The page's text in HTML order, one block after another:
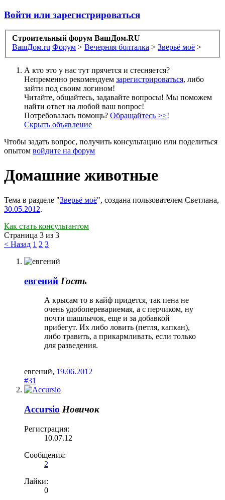
Войти или зарегистрироваться
Строительный форум ВашДом.RU
ВашДом.ru Форум > Вечерняя болталка > Зверьё моё >
А кто это у нас тут прячется и стесняется?
Непременно рекомендуем зарегистрироваться, либо
зайти под своим логином!
Читайте, общайтесь, задавайте вопросы! Мы поможем
найти ответ на любой ваш вопрос!
Потребовалась помощь? Обращайтесь >>!
Скрыть объявление
Чтобы задать вопрос, получить консультацию или поделиться
опытом войдите на форум
Домашние животные
Тема в разделе "Зверьё моё", создана пользователем Cветлана,
30.05.2012.
Как стать консультантом
Страница 3 из 3
< Назад 1 2 3
евгений Гость
А крысам то в кайф придется, так пена не
очень удобоперевариемая, а с перчиком, ну
почти шашлычок, еще и за добавкой
прибегут. Их либо ловить (петля, капкан),
либо травить, а прикармливать, если только
для разведения.
евгений, 19.06.2012
#31
Accursio Новичок
Регистрация:
10.07.12
Сообщения:
2
Лайки:
0